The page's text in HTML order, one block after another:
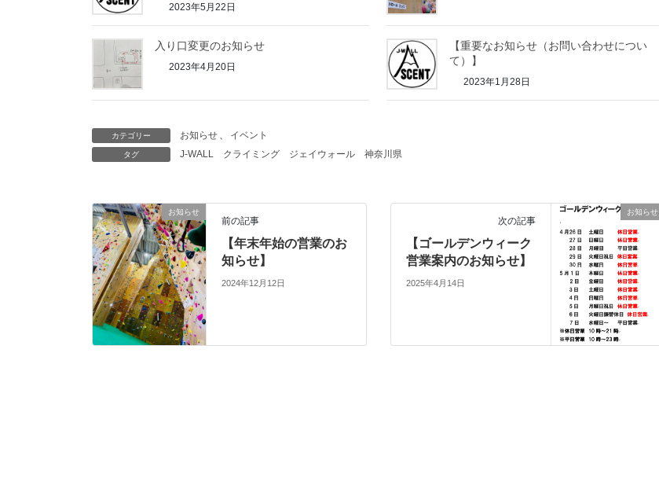
2023年5月22日
入り口変更のお知らせ
2023年4月20日
【重要なお知らせ（お問い合わせについ
て）】
2023年1月28日
カテゴリー お知らせ イベント
タグ J-WALL クライミング ジェイウォール 神奈川県
お知らせ
前の記事
【年末年始の営業のお
知らせ】
2024年12月12日
お知らせ
次の記事
【ゴールデンウィーク
営業案内のお知らせ】
2025年4月14日